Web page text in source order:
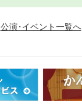
公演･イベント一覧へ